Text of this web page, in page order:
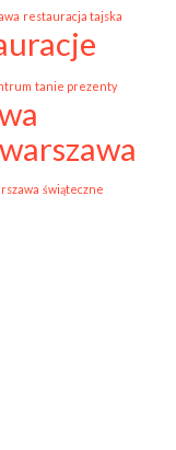
restauracja tajska
tanie prezenty
warszawa
świąteczne